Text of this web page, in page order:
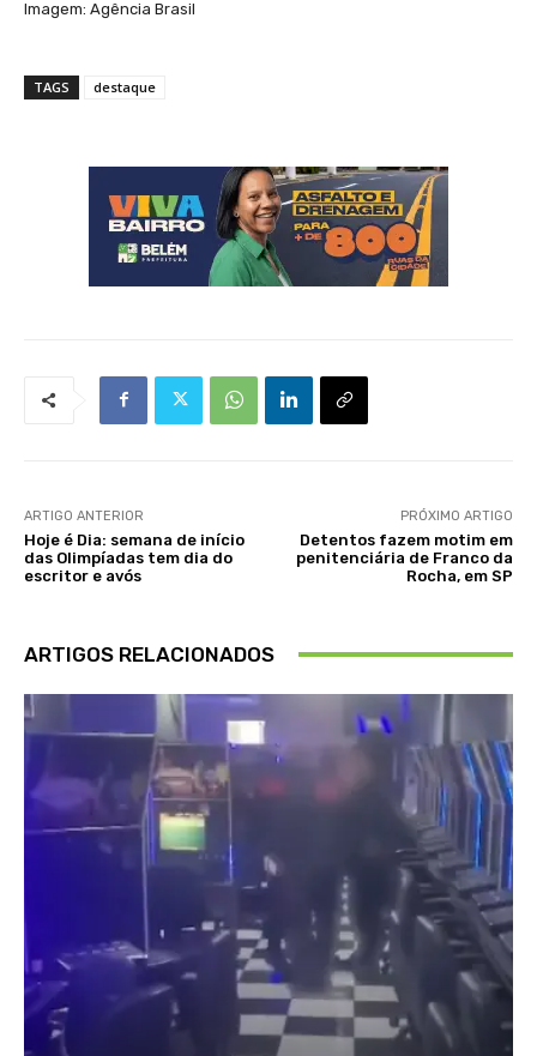
Imagem: Agência Brasil
TAGS destaque
ARTIGO ANTERIOR
Hoje é Dia: semana de início
das Olimpíadas tem dia do
escritor e avós
PRÓXIMO ARTIGO
Detentos fazem motim em
penitenciária de Franco da
Rocha, em SP
ARTIGOS RELACIONADOS